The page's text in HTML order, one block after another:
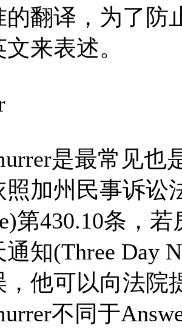
的翻译，为了防
来表述。
是最常见也
加州民事诉讼
第430.10条，
知(Three Day
，他可以向法院
不同于